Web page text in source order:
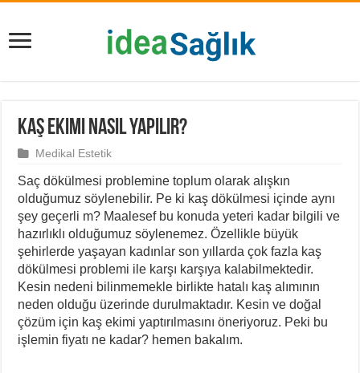
Kaş Ekimi Nasıl Yapılır?
Medikal Estetik
Saç dökülmesi problemine toplum olarak alışkın
olduğumuz söylenebilir. Pe ki kaş dökülmesi içinde aynı
şey geçerli m? Maalesef bu konuda yeteri kadar bilgili ve
hazırlıklı olduğumuz söylenemez. Özellikle büyük
şehirlerde yaşayan kadınlar son yıllarda çok fazla kaş
dökülmesi problemi ile karşı karşıya kalabilmektedir.
Kesin nedeni bilinmemekle birlikte hatalı kaş alımının
neden olduğu üzerinde durulmaktadır. Kesin ve doğal
çözüm için kaş ekimi yaptırılmasını öneriyoruz. Peki bu
işlemin fiyatı ne kadar? hemen bakalım.